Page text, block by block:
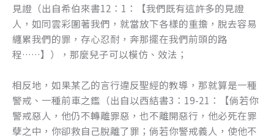
見證（出自希伯來書12：1：【我們既有這許多的見證
人，如同雲彩圍著我們，就當放下各樣的重擔，脫去容易
纏累我們的罪，存心忍耐，奔那擺在我們前頭的路
程……】），那麼兒子可以模仿、效法；
相反地，如果某乙的言行違反聖經的教導，那就算是一種
警戒、一種前車之鑑（出自以西結書3：19-21：【倘若你
警戒惡人，他仍不轉離罪惡，也不離開惡行，他必死在罪
孽之中，你卻救自己脫離了罪；倘若你警戒義人，使他不